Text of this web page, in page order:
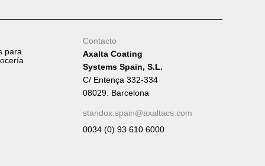
para
Contacto
Axalta Coating
Systems Spain, S.L.
C/ Entença 332-334
08029. Barcelona
standox.spain@axaltacs.com
0034 (0) 93 610 6000